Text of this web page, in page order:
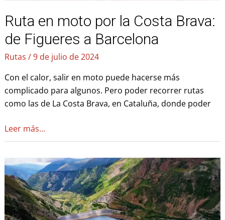
Ruta en moto por la Costa Brava:
de Figueres a Barcelona
Rutas /9 de julio de 2024
Con el calor, salir en moto puede hacerse más
complicado para algunos. Pero poder recorrer rutas
como las de La Costa Brava, en Cataluña, donde poder
Leer más…
Pantans:
Ruta
en
moto